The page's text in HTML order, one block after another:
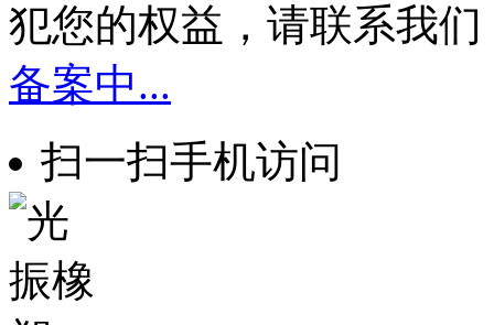
犯您的权益，请联系我
备案中...
扫一扫手机访问